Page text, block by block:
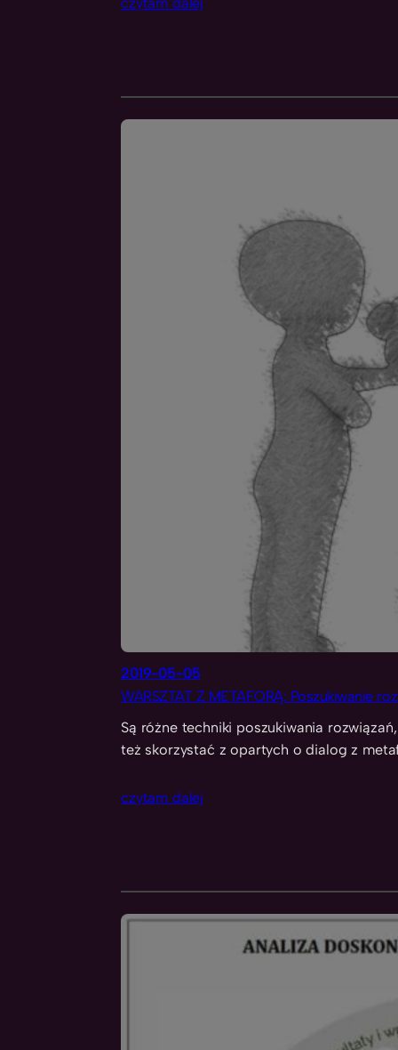
2019-05-05
WARSZTAT Z METAFORĄ: Poszukiwanie
Są różne techniki poszukiwania
też skorzystać z opartych o dialog z
czytam dalej